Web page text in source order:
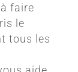
faire
le
tous les